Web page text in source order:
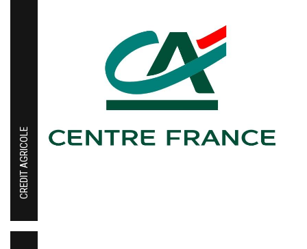
CREDIT AGRICOLE